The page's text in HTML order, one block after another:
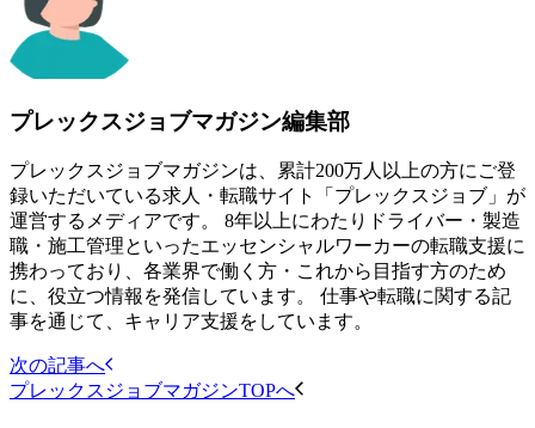
プレックスジョブマガジン編集部
プレックスジョブマガジンは、累計200万人以上の方にご登
録いただいている求人・転職サイト「プレックスジョブ」が
運営するメディアです。 8年以上にわたりドライバー・製造
職・施工管理といったエッセンシャルワーカーの転職支援に
携わっており、各業界で働く方・これから目指す方のため
に、役立つ情報を発信しています。 仕事や転職に関する記
事を通じて、キャリア支援をしています。
次の記事へ
プレックスジョブマガジンTOPへ